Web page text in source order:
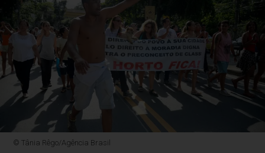
© Tânia Rêgo/Agência Brasil